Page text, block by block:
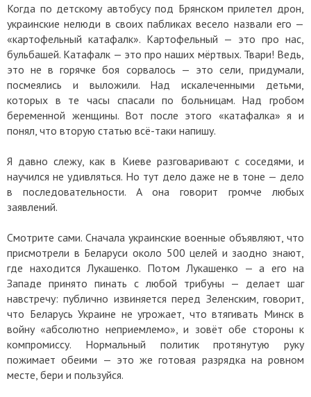
Когда по детскому автобусу под Брянском прилетел дрон,
украинские нелюди в своих пабликах весело назвали его —
«картофельный катафалк». Картофельный — это про нас,
бульбашей. Катафалк — это про наших мёртвых. Твари! Ведь,
это не в горячке боя сорвалось — это сели, придумали,
посмеялись и выложили. Над искалеченными детьми,
которых в те часы спасали по больницам. Над гробом
беременной женщины. Вот после этого «катафалка» я и
понял, что вторую статью всё-таки напишу.
Я давно слежу, как в Киеве разговаривают с соседями, и
научился не удивляться. Но тут дело даже не в тоне — дело
в последовательности. А она говорит громче любых
заявлений.
Смотрите сами. Сначала украинские военные объявляют, что
присмотрели в Беларуси около 500 целей и заодно знают,
где находится Лукашенко. Потом Лукашенко — а его на
Западе принято пинать с любой трибуны — делает шаг
навстречу: публично извиняется перед Зеленским, говорит,
что Беларусь Украине не угрожает, что втягивать Минск в
войну «абсолютно неприемлемо», и зовёт обе стороны к
компромиссу. Нормальный политик протянутую руку
пожимает обеими — это же готовая разрядка на ровном
месте, бери и пользуйся.